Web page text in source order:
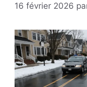
16 février 2026